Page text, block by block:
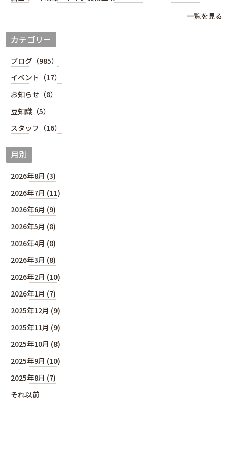
一覧を見る
カテゴリー
ブログ（985）
イベント（17）
お知らせ（8）
豆知識（5）
スタッフ（16）
月別
2026年8月 (3)
2026年7月 (11)
2026年6月 (9)
2026年5月 (8)
2026年4月 (8)
2026年3月 (8)
2026年2月 (10)
2026年1月 (7)
2025年12月 (9)
2025年11月 (9)
2025年10月 (8)
2025年9月 (10)
2025年8月 (7)
それ以前